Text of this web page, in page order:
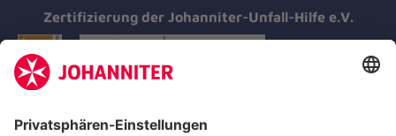
Zertifizierung der Johanniter-Unfall-Hilfe e.V.